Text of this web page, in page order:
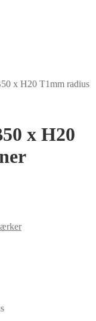
x H20 T1mm radius
x H20